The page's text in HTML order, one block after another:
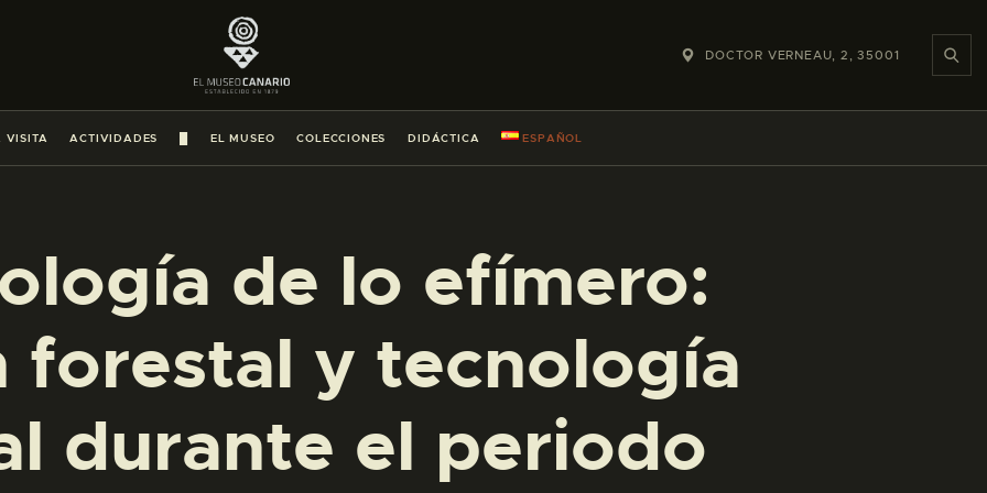
DOCTOR VERNEAU, 2, 35001
VISITA ACTIVIDADES EL MUSEO COLECCIONES DIDÁCTICA ESPAÑOL
de lo efímero:
forestal y tecnología
durante el periodo
PREPARAR LA VISITA
ACTIVIDADES
█
COLECCIONES
DIDÁCTICA
ESPAÑOL